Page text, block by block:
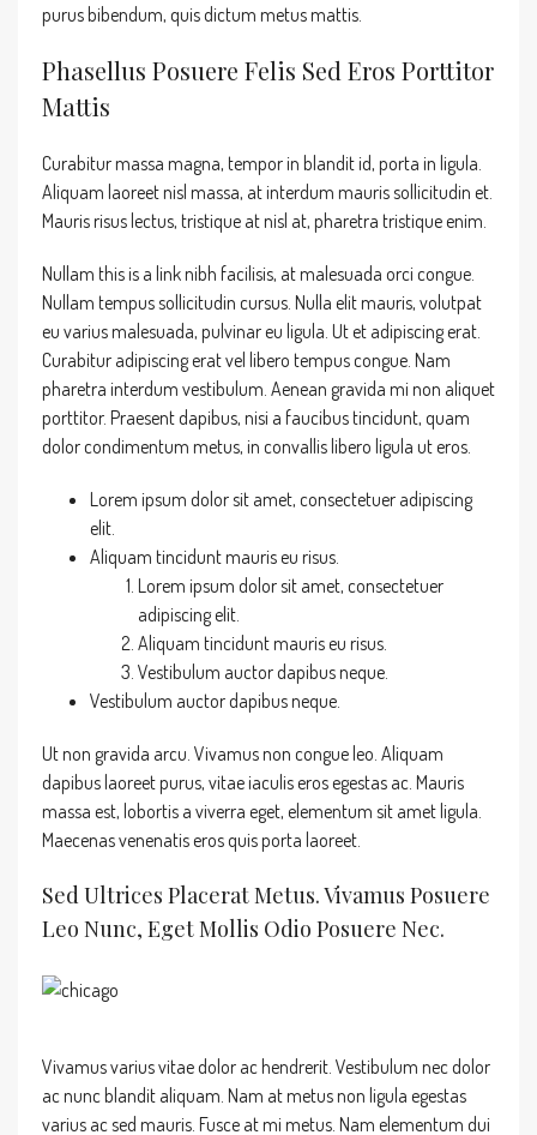
purus bibendum, quis dictum metus mattis.
Phasellus Posuere Felis Sed Eros Porttitor
Mattis
Curabitur massa magna, tempor in blandit id, porta in ligula.
Aliquam laoreet nisl massa, at interdum mauris sollicitudin et.
Mauris risus lectus, tristique at nisl at, pharetra tristique enim.
Nullam this is a link nibh facilisis, at malesuada orci congue.
Nullam tempus sollicitudin cursus. Nulla elit mauris, volutpat
eu varius malesuada, pulvinar eu ligula. Ut et adipiscing erat.
Curabitur adipiscing erat vel libero tempus congue. Nam
pharetra interdum vestibulum. Aenean gravida mi non aliquet
porttitor. Praesent dapibus, nisi a faucibus tincidunt, quam
dolor condimentum metus, in convallis libero ligula ut eros.
Lorem ipsum dolor sit amet, consectetuer adipiscing
elit.
Aliquam tincidunt mauris eu risus.
Lorem ipsum dolor sit amet, consectetuer
adipiscing elit.
Aliquam tincidunt mauris eu risus.
Vestibulum auctor dapibus neque.
Vestibulum auctor dapibus neque.
Ut non gravida arcu. Vivamus non congue leo. Aliquam
dapibus laoreet purus, vitae iaculis eros egestas ac. Mauris
massa est, lobortis a viverra eget, elementum sit amet ligula.
Maecenas venenatis eros quis porta laoreet.
Sed Ultrices Placerat Metus. Vivamus Posuere
Leo Nunc, Eget Mollis Odio Posuere Nec.
Vivamus varius vitae dolor ac hendrerit. Vestibulum nec dolor
ac nunc blandit aliquam. Nam at metus non ligula egestas
varius ac sed mauris. Fusce at mi metus. Nam elementum dui